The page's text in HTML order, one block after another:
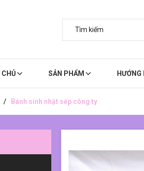
CHỦ SẢN PHẨM
/ Bánh sinh nhật sếp công ty